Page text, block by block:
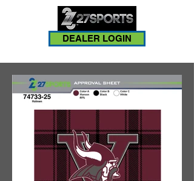
DEALER LOGIN